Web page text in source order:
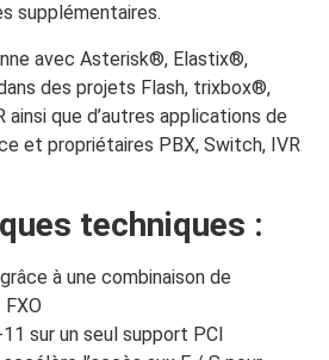
supplémentaires.
avec Asterisk®, Elastix®,
des projets Flash, trixbox®,
que d’autres applications de
et propriétaires PBX, Switch, IVR
techniques :
à une combinaison de
sur un seul support PCI